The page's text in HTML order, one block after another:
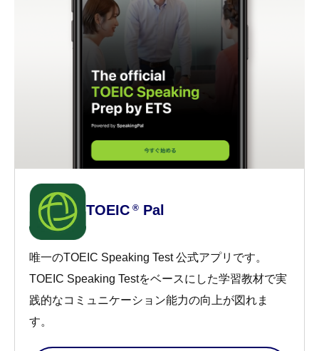
TOEIC ®Pal
唯一のTOEIC Speaking Test 公式アプリです。
TOEIC Speaking Testをベースにした学習教材で実
践的なコミュニケーション能力の向上が図れま
す。